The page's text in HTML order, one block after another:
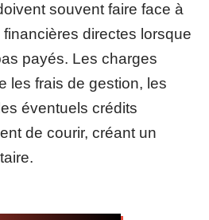
souvent faire face à
directes lorsque
payés. Les charges
les frais de gestion, les
éventuels crédits
de courir, créant un